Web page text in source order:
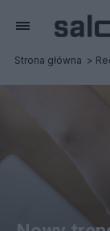
Strona główna